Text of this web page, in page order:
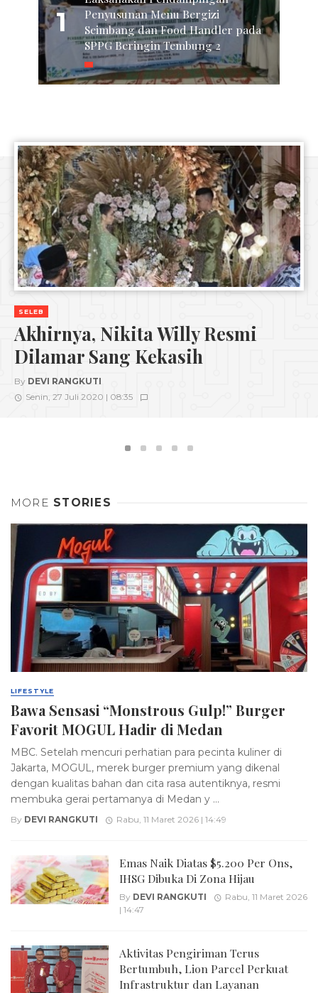
1
Penyusunan Menu Bergizi
Seimbang dan Food Handler pada
SPPG Beringin Tembung 2
SELEB
Akhirnya, Nikita Willy Resmi
Dilamar Sang Kekasih
By DEVI RANGKUTI
Senin, 27 Juli 2020 | 08:35
MORE STORIES
LIFESTYLE
Bawa Sensasi “Monstrous Gulp!” Burger
Favorit MOGUL Hadir di Medan
MBC. Setelah mencuri perhatian para pecinta kuliner di
Jakarta, MOGUL, merek burger premium yang dikenal
dengan kualitas bahan dan cita rasa autentiknya, resmi
membuka gerai pertamanya di Medan y ...
By DEVI RANGKUTI Rabu, 11 Maret 2026 | 14:49
Emas Naik Diatas $5.200 Per Ons,
IHSG Dibuka Di Zona Hijau
By DEVI RANGKUTI
Rabu, 11 Maret 2026
| 14:47
Aktivitas Pengiriman Terus
Bertumbuh, Lion Parcel Perkuat
Infrastruktur dan Layanan